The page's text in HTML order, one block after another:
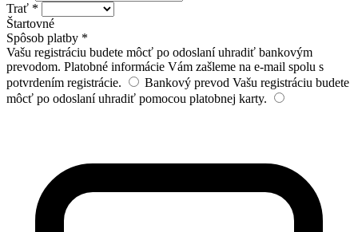
Trať *
Štartovné
Spôsob platby *
Vašu registráciu budete môcť po odoslaní uhradiť bankovým
prevodom. Platobné informácie Vám zašleme na e-mail spolu s
potvrdením registrácie.
Bankový prevod Vašu registráciu budete
môcť po odoslaní uhradiť pomocou platobnej karty.